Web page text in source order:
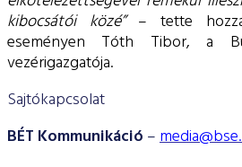
kibocsátói közé”– tette hozzá
eseményen Tóth Tibor, a
vezérigazgatója.
Sajtókapcsolat
BÉT Kommunikáció –